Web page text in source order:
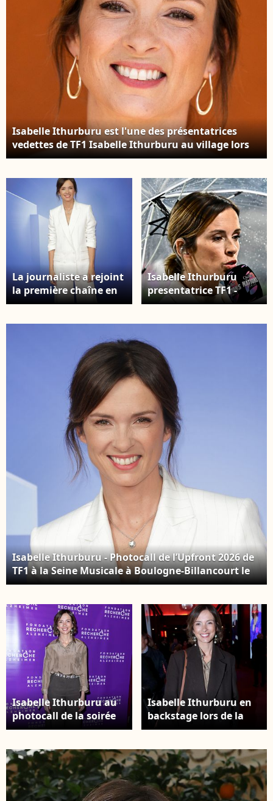
Nikos Aliagas au
musée de l'Homme à
Paris le 7 avril 2026. ©
Dominique
Jacovides/Bestimage
lancement "Octobre
Rose" organisée par
l’association Ruban
Rose présentée par I.
Ithurburu à Paris le
mardi 30 septembre
2025. © Alain Guizard /
Bestimage
Isabelle Ithurburu est l'une des présentatrices
vedettes de TF1 Isabelle Ithurburu au village lors
des Internationaux de France de Tennis de Roland
La journaliste a rejoint
la première chaîne en
provenance de Canal+
de l’Upfront 2026 de
TF1 à la Seine Musicale
à Boulogne-Billancourt
le 18 juin 2026. ©
Guirec/Bestimage
Isabelle Ithurburu
presentatrice TF1 -
Match de tournée
Bordeaux, le 15
novembre 2025. Crédit
: Thierry
Breton/PsnewZ/
Isabelle Ithurburu - Photocall de l’Upfront 2026 de
TF1 à la Seine Musicale à Boulogne-Billancourt le
18 juin 2026. © Coadic Guirec/Bestimage
Isabelle Ithurburu au
photocall de la soirée
de gala de la
Alzheimer- Paris 2026 à
l'Olympia le 30 mars
2026. © Borde / Rindoff
/ Bestimage
Isabelle Ithurburu en
backstage lors de la
soirée de gala de la
Alzheimer- Paris 2026 à
l'Olympia le 30 mars
2026. © Rindoff / Borde
/ Bestimage